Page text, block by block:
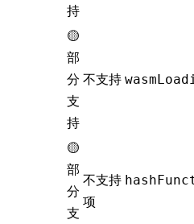
持
🟡
部
分
支
持
不支持
🟡
部
分
支
不支持
项